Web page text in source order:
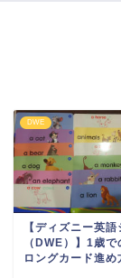
DWE
【ディズニー英
（DWE）】1歳
ロングカード進め